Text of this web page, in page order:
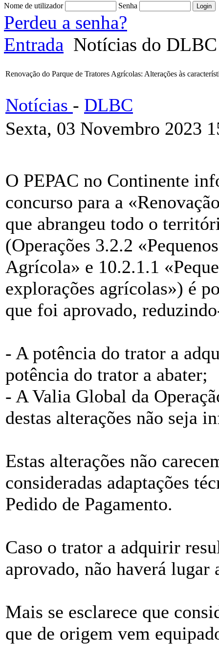
Nome de utilizador Senha
Perdeu a senha?
Entrada Notícias do DLBC
Renovação do Parque de Tratores Agrícolas: Alterações às
Notícias - DLBC
Sexta, 03 Novembro 2023
O PEPAC no Continente
concurso para a
que abrangeu todo o
(Operações 3.2.2
Agrícola» e 10.2.1.1
explorações agrícolas») é
que foi aprovado,
- A potência do trator a
potência do trator a abater;
- A Valia Global da
destas alterações não seja
Estas alterações não
consideradas adaptações
Pedido de Pagamento.
Caso o trator a adquirir
aprovado, não haverá
Mais se esclarece que
que de origem vem